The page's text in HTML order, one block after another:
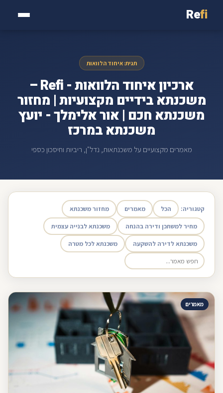
Refi
תגית: איחוד הלוואות
ארכיון איחוד הלוואות - Refi –
משכנתא בידיים מקצועיות | מחזור
משכנתא חכם | אור אלימלך - יועץ
משכנתא במרכז
מאמרים מקצועיים על משכנתאות, נדל"ן, ריביות וחיסכון כספי
קטגוריה: הכל מאמרים מחזור משכנתא
מחיר למשתכן ודירה בהנחה משכנתא לבנייה עצמית
משכנתא לדירה להשקעה משכנתא לכל מטרה
מאמרים